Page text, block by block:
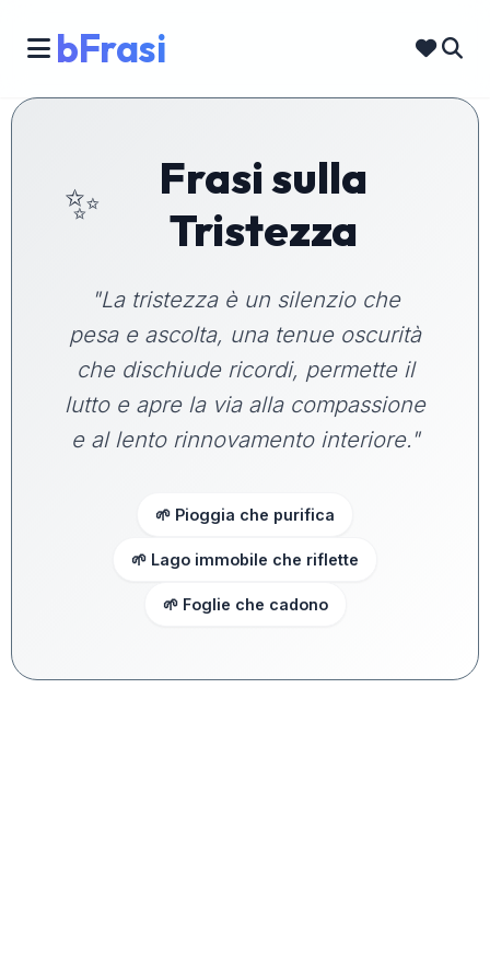
bFrasi
✨
Frasi sulla
Tristezza
"La tristezza è un silenzio che
pesa e ascolta, una tenue oscurità
che dischiude ricordi, permette il
lutto e apre la via alla compassione
e al lento rinnovamento interiore."
🌱 Pioggia che purifica
🌱 Lago immobile che riflette
🌱 Foglie che cadono